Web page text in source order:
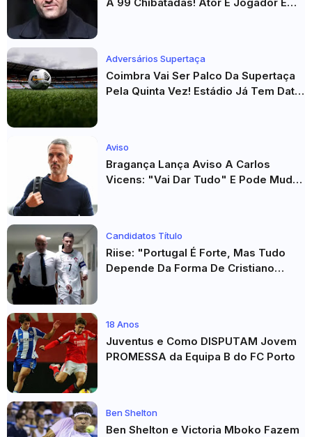
Adversários Supertaça
Coimbra Vai Ser Palco Da Supertaça
Pela Quinta Vez! Estádio Já Tem Data
Aviso
Bragança Lança Aviso A Carlos
Vicens: "Vai Dar Tudo" E Pode Mudar
Candidatos Título
Riise: "Portugal É Forte, Mas Tudo
Depende Da Forma De Cristiano
18 Anos
Juventus e Como DISPUTAM Jovem
PROMESSA da Equipa B do FC Porto
Ben Shelton
Ben Shelton e Victoria Mboko Fazem